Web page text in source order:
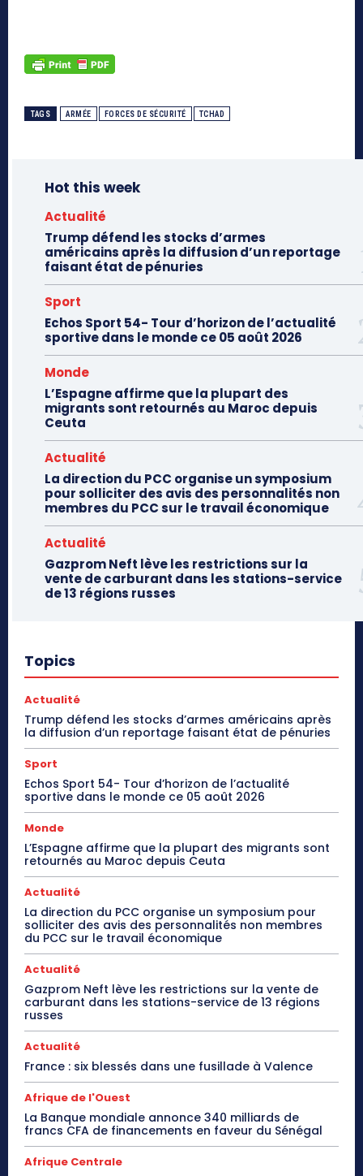
TAGS ARMÉE FORCES DE SÉCURITÉ TCHAD
Hot this week
Actualité
Trump défend les stocks d’armes
américains après la diffusion d’un reportage
faisant état de pénuries
Sport
Echos Sport 54- Tour d’horizon de l’actualité
sportive dans le monde ce 05 août 2026
Monde
L’Espagne affirme que la plupart des
migrants sont retournés au Maroc depuis
Ceuta
Actualité
La direction du PCC organise un symposium
pour solliciter des avis des personnalités non
membres du PCC sur le travail économique
Actualité
Gazprom Neft lève les restrictions sur la
vente de carburant dans les stations-service
de 13 régions russes
Topics
Actualité
Trump défend les stocks d’armes américains après
la diffusion d’un reportage faisant état de pénuries
Sport
Echos Sport 54- Tour d’horizon de l’actualité
sportive dans le monde ce 05 août 2026
Monde
L’Espagne affirme que la plupart des migrants sont
retournés au Maroc depuis Ceuta
Actualité
La direction du PCC organise un symposium pour
solliciter des avis des personnalités non membres
du PCC sur le travail économique
Actualité
Gazprom Neft lève les restrictions sur la vente de
carburant dans les stations-service de 13 régions
russes
Actualité
France : six blessés dans une fusillade à Valence
Afrique de l'Ouest
La Banque mondiale annonce 340 milliards de
francs CFA de financements en faveur du Sénégal
Afrique Centrale